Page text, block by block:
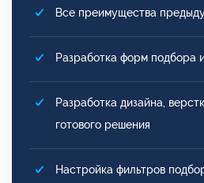
Все преимущества
Разработка форм подбора
Разработка дизайна,
готового решения
Настройка фильтров